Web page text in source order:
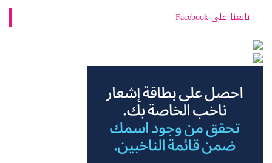
تابعنا على Facebook